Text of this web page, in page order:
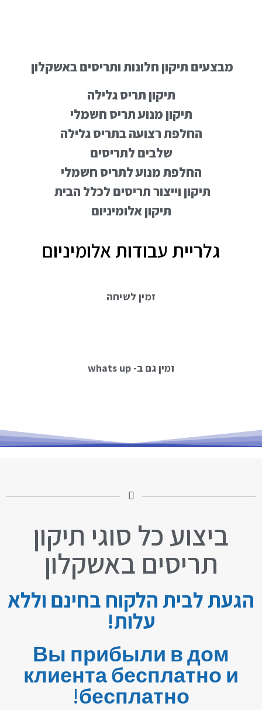
מבצעים תיקון חלונות ותריסים באשקלון
תיקון תריס גלילה
תיקון מנוע תריס חשמלי
החלפת רצועה בתריס גלילה
שלבים לתריסים
החלפת מנוע לתריס חשמלי
תיקון וייצור תריסים לכלל הבית
תיקון אלומיניום
גלריית עבודות אלומיניום
זמין לשיחה
זמין גם ב- whats up
ביצוע כל סוגי תיקון
תריסים באשקלון
הגעת לבית הלקוח בחינם וללא
עלות!
Вы прибыли в дом
клиента бесплатно и
бесплатно!